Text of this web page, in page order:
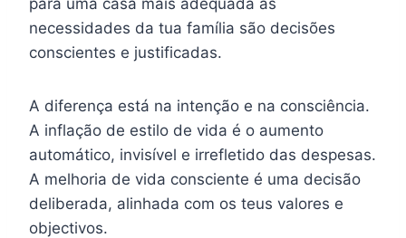
necessidades da tua família são decisões
conscientes e justificadas.
A diferença está na intenção e na consciência.
A inflação de estilo de vida é o aumento
automático, invisível e irrefletido das despesas.
A melhoria de vida consciente é uma decisão
deliberada, alinhada com os teus valores e
objectivos.